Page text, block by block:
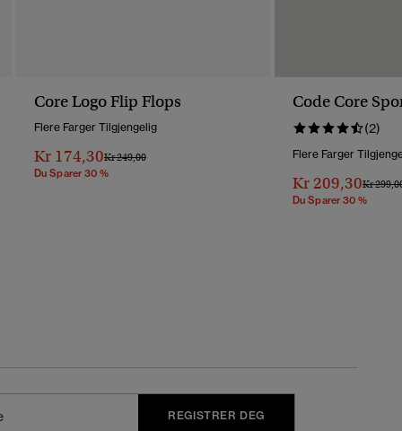
Core Logo Flip Flops
Flere Farger Tilgjengelig
Kr 174,30Pris Nedsatt Fra
Kr 249,00Til
Du Sparer 30 %
Code Core
(2)
Flere Farger
Kr 209,30Pris
Kr
Du Sparer 30 %
REGISTRER DEG